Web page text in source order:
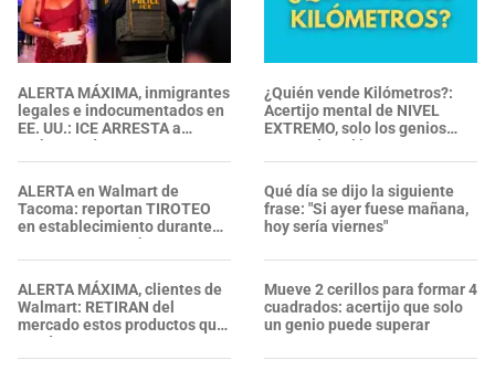
ALERTA MÁXIMA, inmigrantes
legales e indocumentados en
EE. UU.: ICE ARRESTA a
embarazada en aeropuerto;
su prometido EXPONE
ALERTA en Walmart de
Tacoma: reportan TIROTEO
en establecimiento durante
un ARRESTO por hurto, ¿se
confirmaron heridos?
ALERTA MÁXIMA, clientes de
Walmart: RETIRAN del
mercado estos productos que
puedes encontrar en tu
cocina, garajes y armarios
¿Quién vende Kilómetros?:
Acertijo mental de NIVEL
EXTREMO, solo los genios
responden al instante
Qué día se dijo la siguiente
frase: "Si ayer fuese mañana,
hoy sería viernes"
Mueve 2 cerillos para formar 4
cuadrados: acertijo que solo
un genio puede superar